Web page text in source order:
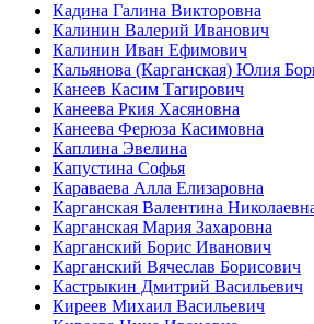
Кадина Галина Викторовна
Калинин Валерий Иванович
Калинин Иван Ефимович
Кальянова (Карганская) Юлия
Канеев Касим Тагирович
Канеева Ркия Хасяновна
Канеева Ферюза Касимовна
Каплина Эвелина
Капустина Софья
Караваева Алла Елизаровна
Карганская Валентина
Карганская Мария Захаровна
Карганский Борис Иванович
Карганский Вячеслав Борисович
Кастрыкин Дмитрий Васильевич
Киреев Михаил Васильевич